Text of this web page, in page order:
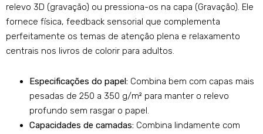
relevo 3D (gravação) ou pressiona-os na capa (Gravação). Ele
fornece física, feedback sensorial que complementa
perfeitamente os temas de atenção plena e relaxamento
centrais nos livros de colorir para adultos.
Especificações do papel: Combina bem com capas mais
pesadas de 250 a 350 g/m² para manter o relevo
profundo sem rasgar o papel.
Capacidades de camadas: Combina lindamente com